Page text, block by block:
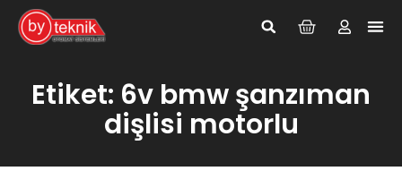
Etiket: 6v bmw şanzıman
dişlisi motorlu